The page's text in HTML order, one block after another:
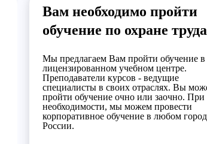
Вам необходимо пройти
обучение по охране
Мы предлагаем Вам пройти обучение в
лицензированном учебном центре.
Преподаватели курсов - ведущие
специалисты в своих отраслях. Вы
пройти обучение очно или заочно. При
необходимости, мы можем провести
корпоративное обучение в любом
России.